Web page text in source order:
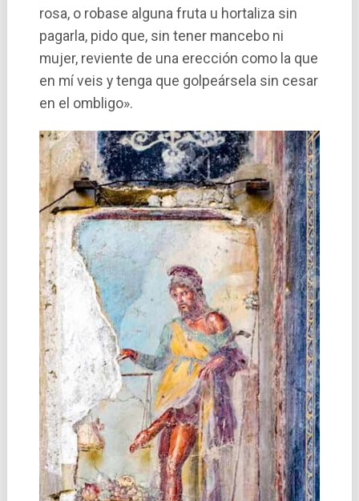
rosa, o robase alguna fruta u hortaliza sin
pagarla, pido que, sin tener mancebo ni
mujer, reviente de una erección como la que
en mí­ veis y tenga que golpeársela sin cesar
en el ombligo».